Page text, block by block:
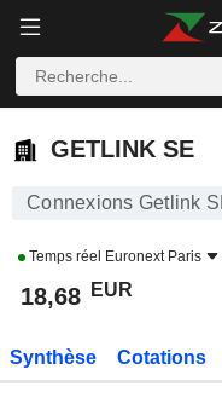
GETLINK SE
GETLINK SE
Connexions Getlink
Temps réel Euronext Paris
18,68 EUR
Synthèse Cotations